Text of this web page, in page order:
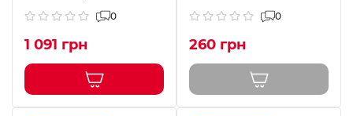
0
1 091 грн
0
260 грн